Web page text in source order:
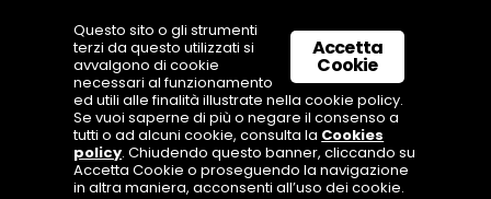
Accetta
Cookie
Questo sito o gli strumenti
terzi da questo utilizzati si
avvalgono di cookie
necessari al funzionamento
ed utili alle finalità illustrate nella cookie policy.
Se vuoi saperne di più o negare il consenso a
tutti o ad alcuni cookie, consulta la Cookies
policy. Chiudendo questo banner, cliccando su
Accetta Cookie o proseguendo la navigazione
in altra maniera, acconsenti all’uso dei cookie.